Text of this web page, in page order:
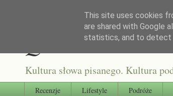
Qultura słowa
Kultura słowa pisanego. Kultura
Recenzje Lifestyle Podróże
This site uses cookies
are shared with Google
statistics, and to detect